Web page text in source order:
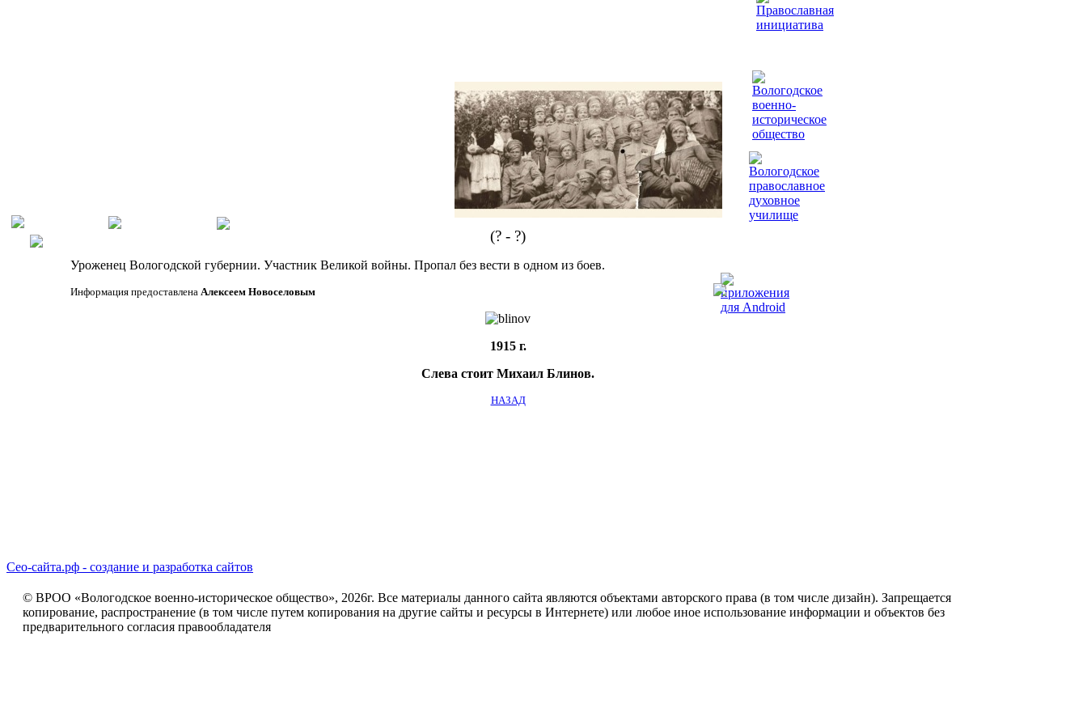
Блинов Михаил
(? - ?)
Уроженец Вологодской губернии. Участник Великой войны. Пропал без вести в одном из боев.
Информация предоставлена Алексеем Новоселовым
1915 г.
Слева стоит Михаил Блинов.
НАЗАД
Сео-сайта.рф - создание и разработка сайтов
© ВРОО «Вологодское военно-историческое общество», 2026г. Все материалы данного сайта являются объектами авторского права (в том числе дизайн). Запрещается
копирование, распространение (в том числе путем копирования на другие сайты и ресурсы в Интернете) или любое иное использование информации и объектов без
предварительного согласия правообладателя